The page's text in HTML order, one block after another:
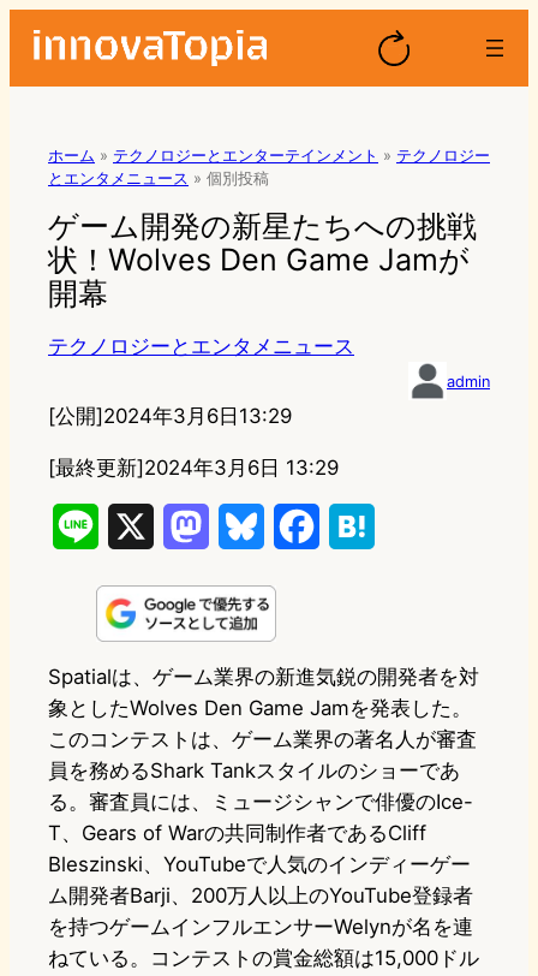
ホーム » テクノロジーとエンターテインメント » テクノロジー
とエンタメニュース » 個別投稿
ゲーム開発の新星たちへの挑戦
状！Wolves Den Game Jamが
開幕
テクノロジーとエンタメニュース
admin
[公開]2024年3月6日13:29
[最終更新]2024年3月6日 13:29
n
e
s
o
d
o
n
u
s
k
y
e
b
o
o
k
e
n
a
Spatialは、ゲーム業界の新進気鋭の開発者を対
象としたWolves Den Game Jamを発表した。
このコンテストは、ゲーム業界の著名人が審査
員を務めるShark Tankスタイルのショーであ
る。審査員には、ミュージシャンで俳優のIce-
T、Gears of Warの共同制作者であるCliff
Bleszinski、YouTubeで人気のインディーゲー
ム開発者Barji、200万人以上のYouTube登録者
を持つゲームインフルエンサーWelynが名を連
ねている。コンテストの賞金総額は15,000ドル